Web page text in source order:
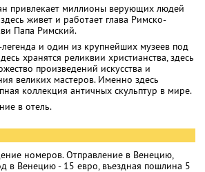
привлекает миллионы верующих людей
живет и работает глава Римско-
Папа Римский.
и один из крупнейших музеев под
хранятся реликвии христианства, здесь
произведений искусства и
великих мастеров. Именно здесь
коллекция античных скульптур в мире.
в отель.
номеров. Отправление в Венецию,
в Венецию - 15 евро, въездная пошлина 5